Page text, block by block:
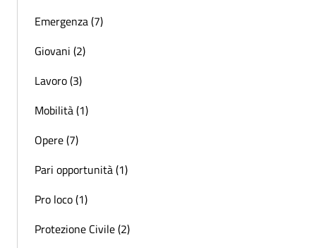
Emergenza (7)
Giovani (2)
Lavoro (3)
Mobilità (1)
Opere (7)
Pari opportunità (1)
Pro loco (1)
Protezione Civile (2)